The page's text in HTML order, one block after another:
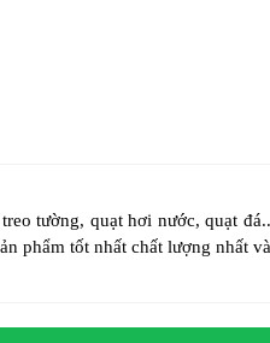
tường, quạt hơi nước, quạt
phẩm tốt nhất chất lượng nhất